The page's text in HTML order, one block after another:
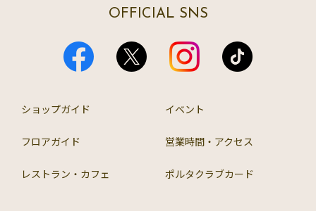
OFFICIAL SNS
ショップガイド イベント
フロアガイド 営業時間・アクセス
レストラン・カフェ ポルタクラブカード